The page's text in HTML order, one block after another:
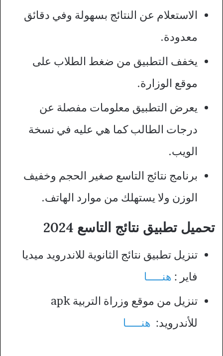
الاستعلام عن النتائج بسهولة وفي دقائق
معدودة.
يخفف التطبيق من ضغط الطلاب على
موقع الوزارة.
يعرض التطبيق معلومات مفصلة عن
درجات الطالب كما هي عليه في نسخة
الويب.
برنامج نتائج التاسع صغير الحجم وخفيف
الوزن ولا يستهلك من موارد الهاتف.
تحميل تطبيق نتائج التاسع 2024
تنزيل تطبيق نتائج الثانوية للاندرويد ميديا
فاير : هنـــــا
تنزيل من موقع وزراة التربية apk
للأندرويد: هنـــــا